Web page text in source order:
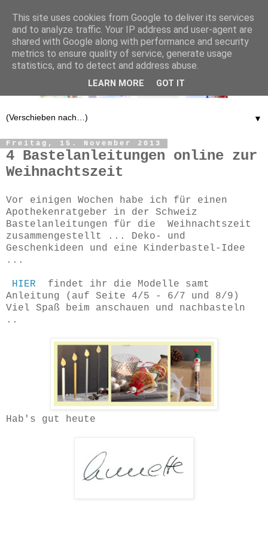
▼
Freitag, 15. November 2013
4 Bastelanleitungen online zur
Weihnachtszeit
Vor einigen Wochen habe ich für einen
Apothekenratgeber in der Schweiz
Bastelanleitungen für die Weihnachtszeit
zusammengestellt ... Deko- und
Geschenkideen und eine Kinderbastel-Idee
...
HIER findet ihr die Modelle samt
Anleitung (auf Seite 4/5 - 6/7 und 8/9)
Viel Spaß beim anschauen und nachbasteln
..
Hab's gut heute
This site uses cookies from Google to deliver its services
and to analyze traffic. Your IP address and user-agent are
shared with Google along with performance and security
metrics to ensure quality of service, generate usage
statistics, and to detect and address abuse.
LEARN MORE GOT IT